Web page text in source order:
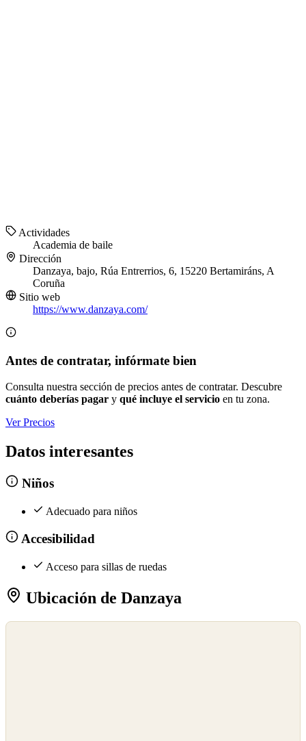
Actividades
Academia de baile
Dirección
Danzaya, bajo, Rúa Entrerrios, 6, 15220 Bertamiráns, A
Coruña
Sitio web
https://www.danzaya.com/
Antes de contratar, infórmate bien
Consulta nuestra sección de precios antes de contratar. Descubre
cuánto deberías pagar y qué incluye el servicio en tu zona.
Ver Precios
Datos interesantes
Niños
Adecuado para niños
Accesibilidad
Acceso para sillas de ruedas
Ubicación de Danzaya